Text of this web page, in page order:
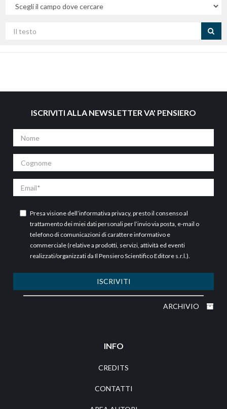
campo
per
ISCRIVITI ALLA NEWSLETTER VA' PENSIERO
Presa visione dell’informativa privacy, presto il consenso al
trattamento dei miei dati personali per l’invio via posta, e-mail o
telefono di comunicazioni di carattere informativo e
commerciale (relative a prodotti, servizi, attività ed eventi
realizzati/organizzati da Il Pensiero Scientifico Editore s.r.l.).
ISCRIVITI
ARCHIVIO
INFO
CREDITS
CONTATTI